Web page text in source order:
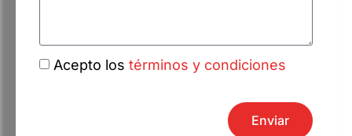
Acepto los términos y condiciones
Enviar